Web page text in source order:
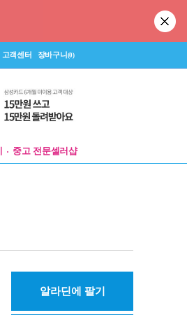
고객센터 장바구니(0)
중고 전문셀러샵
알라딘에 팔기